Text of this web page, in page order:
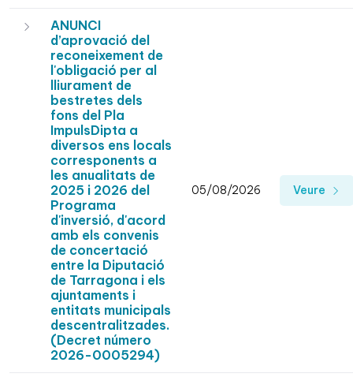
ANUNCI
d’aprovació del
reconeixement de
l'obligació per al
lliurament de
bestretes dels
fons del Pla
ImpulsDipta a
diversos ens locals
corresponents a
les anualitats de
2025 i 2026 del
Programa
d'inversió, d'acord
amb els convenis
de concertació
entre la Diputació
de Tarragona i els
ajuntaments i
entitats municipals
descentralitzades.
(Decret número
2026-0005294)
05/08/2026 Veure